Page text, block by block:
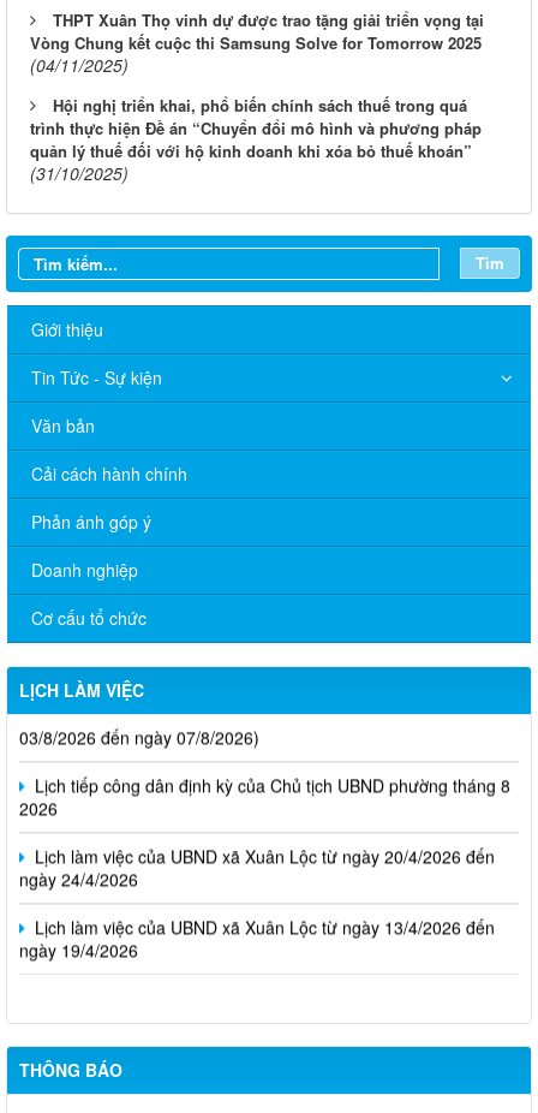
THPT Xuân Thọ vinh dự được trao tặng giải triển vọng tại
Vòng Chung kết cuộc thi Samsung Solve for Tomorrow 2025
(04/11/2025)
Hội nghị triển khai, phổ biến chính sách thuế trong quá
trình thực hiện Đề án “Chuyển đổi mô hình và phương pháp
quản lý thuế đối với hộ kinh doanh khi xóa bỏ thuế khoán”
(31/10/2025)
Tìm
Giới thiệu
Tin Tức - Sự kiện
Văn bản
Cải cách hành chính
Phản ánh góp ý
Doanh nghiệp
Cơ cấu tổ chức
LỊCH LÀM VIỆC
Thông báo Lịch làm việc của UBND phường Xuân Lộc (Từ ngày
03/8/2026 đến ngày 07/8/2026)
Lịch tiếp công dân định kỳ của Chủ tịch UBND phường tháng 8
2026
Lịch làm việc của UBND xã Xuân Lộc từ ngày 20/4/2026 đến
ngày 24/4/2026
Lịch làm việc của UBND xã Xuân Lộc từ ngày 13/4/2026 đến
ngày 19/4/2026
THÔNG BÁO
Cuộc thi trực tuyến tìm hiểu pháp luật năm 2026.